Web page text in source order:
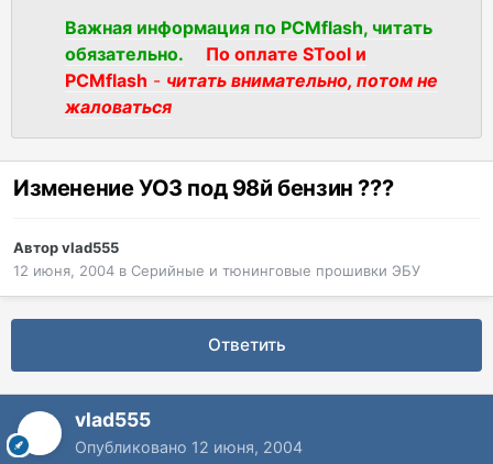
Важная информация по PCMflash, читать
обязательно.
По оплате STool и
PCMflash - читать внимательно, потом не
жаловаться
Изменение УОЗ под 98й бензин ???
Авторvlad555
12 июня, 2004 в Серийные и тюнинговые прошивки ЭБУ
Ответить
vlad555
Опубликовано 12 июня, 2004